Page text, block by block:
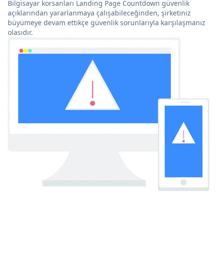
Bilgisayar korsanları Landing Page Countdown güvenlik
açıklarından yararlanmaya çalışabileceğinden, şirketiniz
büyümeye devam ettikçe güvenlik sorunlarıyla karşılaşmanız
olasıdır.